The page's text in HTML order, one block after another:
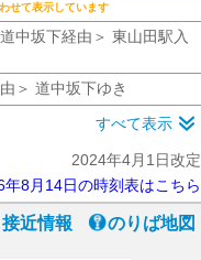
せて表示しています
中坂下経由＞ 東山田駅入
＞ 道中坂下ゆき
すべて表示
2024年4月1日改定
8月14日の時刻表はこちら
近情報 のりば地図